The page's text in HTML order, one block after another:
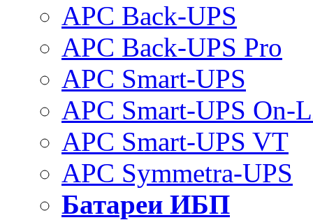
APC Back-UPS
APC Back-UPS Pro
APC Smart-UPS
APC Smart-UPS On-
APC Smart-UPS VT
APC Symmetra-UPS
Батареи ИБП